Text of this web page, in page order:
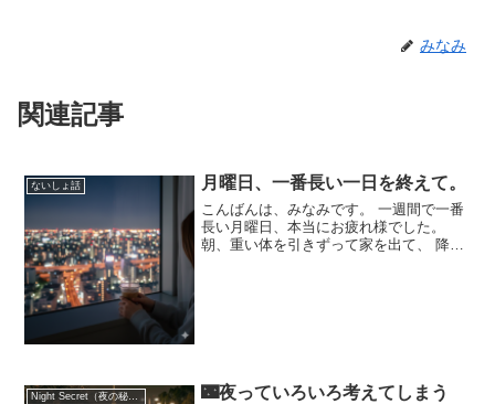
みなみ
関連記事
ないしょ話 月曜日、一番長い一日を終えて。
こんばんは、みなみです。 一週間で一番
長い月曜日、本当にお疲れ様でした。
朝、重い体を引きずって家を出て、 降り
🌃夜っていろいろ考えてしまう